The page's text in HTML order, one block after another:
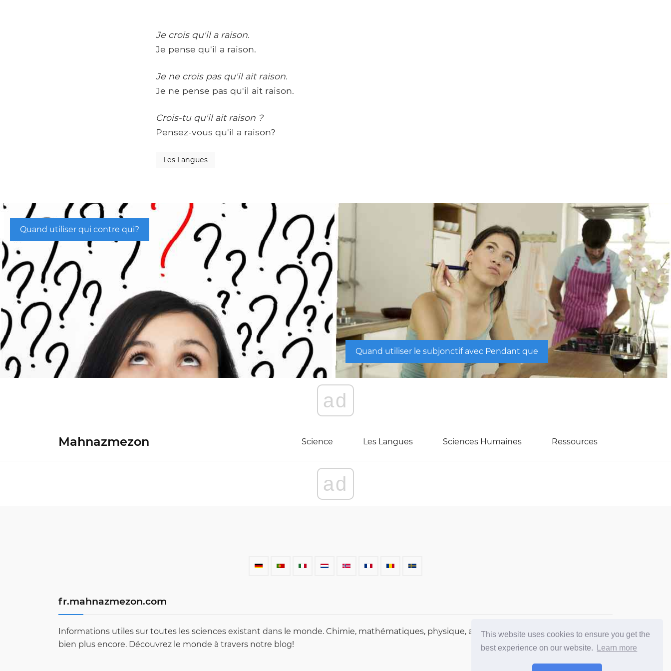
This website uses cookies to ensure you get the
best experience on our website.
Learn more
Je crois qu'il a raison.
Je pense qu'il a raison.
Je ne crois pas qu'il ait raison.
Je ne pense pas qu'il ait raison.
Crois-tu qu'il ait raison ?
Pensez-vous qu'il a raison?
Les Langues
Quand utiliser qui contre qui?
Quand utiliser le subjonctif avec Pendant que
ad
Mahnazmezon Science Les Langues Sciences Humaines Ressources
ad
fr.mahnazmezon.com
Informations utiles sur toutes les sciences existant dans le monde. Chimie, mathématiques, physique, astronomie, langues, littérature et
bien plus encore. Découvrez le monde à travers notre blog!